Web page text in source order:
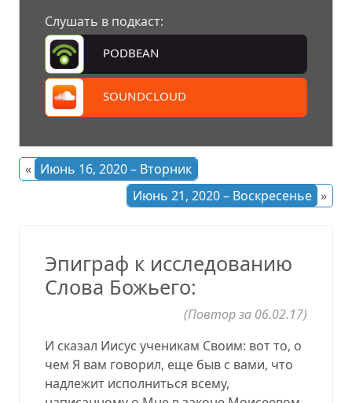
Слушать в подкаст:
PODBEAN
SOUNDCLOUD
« Июнь 16, 2020 – Вторник
Июнь 21, 2020 – Воскресенье »
Эпиграф к исследованию
Слова Божьего:
(Повтор за 06.02.17)
И сказал Иисус ученикам Своим: вот то, о
чем Я вам говорил, еще быв с вами, что
надлежит исполниться всему,